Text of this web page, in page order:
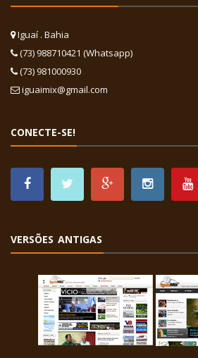
Iguaí . Bahia
(73) 988710421 (Whatsapp)
(73) 981000930
iguaimix@gmail.com
CONECTE-SE!
VERSÕES ANTIGAS